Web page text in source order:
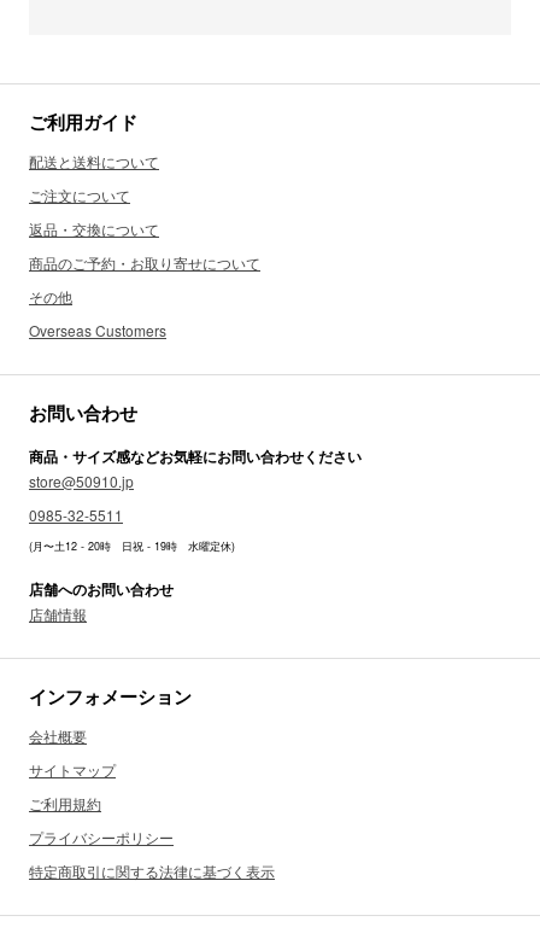
ご利用ガイド
配送と送料について
ご注文について
返品・交換について
商品のご予約・お取り寄せについて
その他
Overseas Customers
お問い合わせ
商品・サイズ感などお気軽にお問い合わせください
store@50910.jp
0985-32-5511
(月〜土12 - 20時 日祝 - 19時 水曜定休)
店舗へのお問い合わせ
店舗情報
インフォメーション
会社概要
サイトマップ
ご利用規約
プライバシーポリシー
特定商取引に関する法律に基づく表示